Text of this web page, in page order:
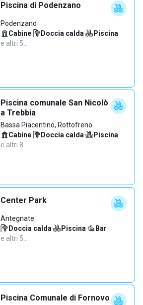
Piscina di Podenzano
Podenzano
Cabine· Doccia calda· Piscina·
e altri 5…
Piscina comunale San Nicolò
a Trebbia
Bassa Piacentino, Rottofreno
Cabine· Doccia calda· Piscina·
e altri 8…
Center Park
Antegnate
Doccia calda· Piscina· Bar·
e altri 5…
Piscina Comunale di Fornovo